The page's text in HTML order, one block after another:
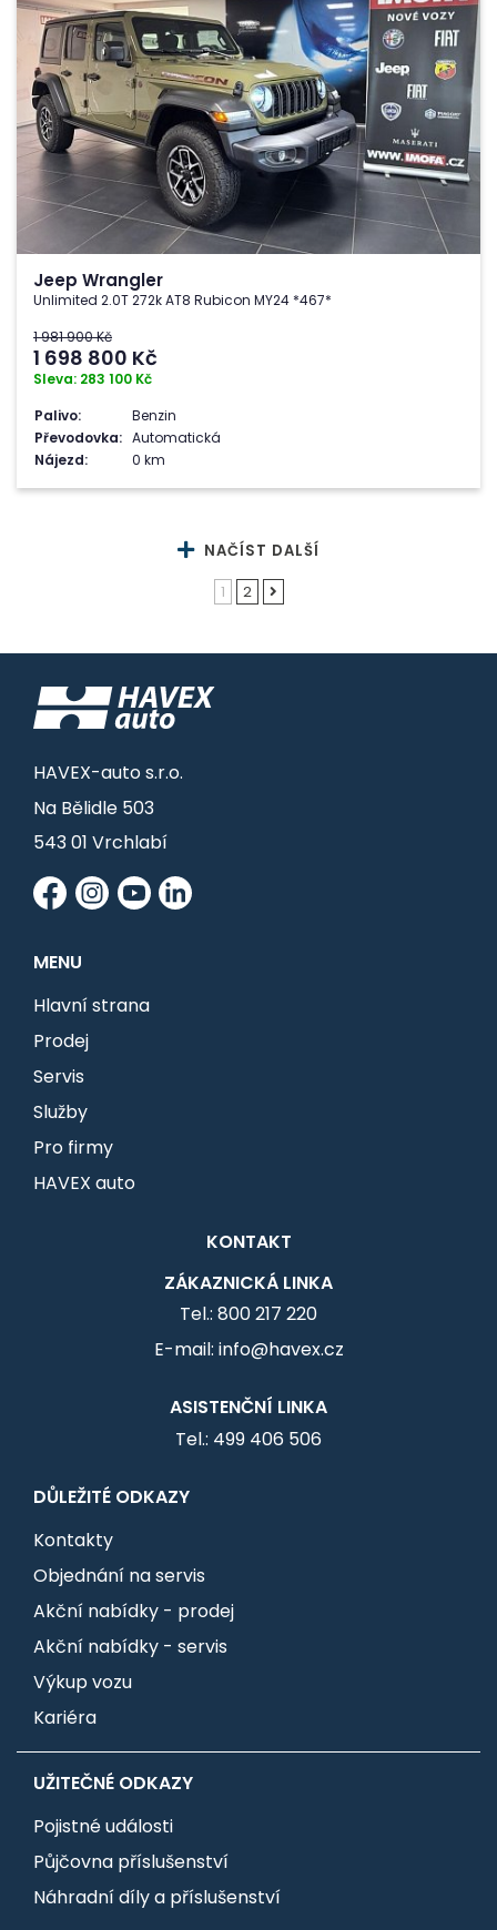
Jeep Wrangler
Unlimited 2.0T 272k AT8 Rubicon MY24 *467*
1 981 900 Kč
1 698 800 Kč
Sleva: 283 100 Kč
Palivo:
Benzin
Převodovka: Automatická
Nájezd:
0 km
NAČÍST DALŠÍ
1
2
HAVEX-auto s.r.o.
Na Bělidle 503
543 01 Vrchlabí
MENU
Hlavní strana
Prodej
Servis
Služby
Pro firmy
HAVEX auto
KONTAKT
ZÁKAZNICKÁ LINKA
Tel.: 800 217 220
E-mail: info@havex.cz
ASISTENČNÍ LINKA
Tel.: 499 406 506
DŮLEŽITÉ ODKAZY
Kontakty
Objednání na servis
Akční nabídky - prodej
Akční nabídky - servis
Výkup vozu
Kariéra
UŽITEČNÉ ODKAZY
Pojistné události
Půjčovna příslušenství
Náhradní díly a příslušenství